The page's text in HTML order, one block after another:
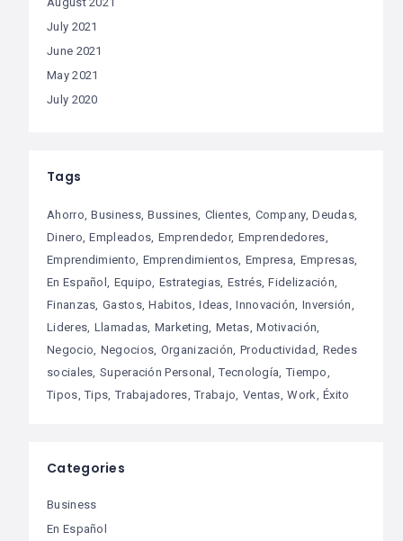
July 2021
June 2021
May 2021
July 2020
Tags
Ahorro Business Bussines Clientes Company Deudas
Dinero Empleados Emprendedor Emprendedores
Emprendimiento Emprendimientos Empresa Empresas
En Español Equipo Estrategias Estrés Fidelización
Finanzas Gastos Habitos Ideas Innovación Inversión
Lideres Llamadas Marketing Metas Motivación
Negocio Negocios Organización Productividad Redes
sociales Superación Personal Tecnología Tiempo
Tipos Tips Trabajadores Trabajo Ventas Work Éxito
Categories
Business
En Español